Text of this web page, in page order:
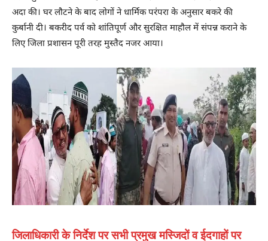
अदा की। घर लौटने के बाद लोगों ने धार्मिक परंपरा के अनुसार बकरे की
कुर्बानी दी। बकरीद पर्व को शांतिपूर्ण और सुरक्षित माहौल में संपन्न कराने के
लिए जिला प्रशासन पूरी तरह मुस्तैद नजर आया।
जिलाधिकारी के निर्देश पर सभी प्रमुख मस्जिदों व ईदगाहों पर